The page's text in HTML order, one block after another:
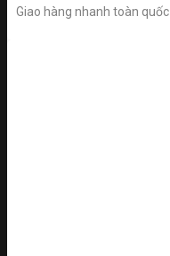
Giao hàng nhanh toàn quốc